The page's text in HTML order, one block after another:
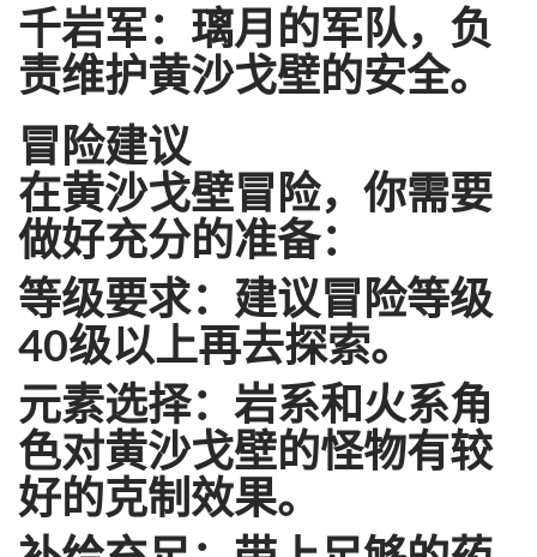
千岩军：璃月的军队，负
责维护黄沙戈壁的安全。
冒险建议
在黄沙戈壁冒险，你需要
做好充分的准备：
等级要求：建议冒险等级
40级以上再去探索。
元素选择：岩系和火系角
色对黄沙戈壁的怪物有较
好的克制效果。